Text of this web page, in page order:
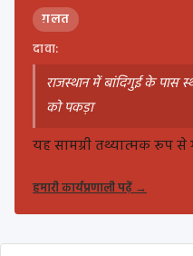
ग़लत
दावा:
राजस्थान में बांदिगुई के पास
को पकड़ा
यह सामग्री तथ्यात्मक रूप
हमारी कार्यप्रणाली पढ़ें→